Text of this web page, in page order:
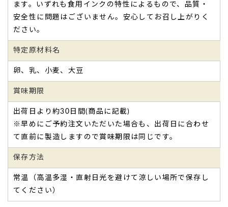
知り合いの退職祝いに購入しました。
自分は見ていないのですが、大変喜ばれ、お礼の連絡がきま
した。
本人の名前が入るのが特別感があり良かったです。（購入者
様）
部活の三送会で…母は泣いてくれました。想いを伝
部活の三送会
ます。いずれも食用インクの特性によるもので、品質・
安全性に問題はございません。安心してお召し上がりく
ださい。
特定原材料名
卵、乳、小麦、大豆
賞味期限
出荷日より約30日間(商品に記載)
※早めにご予約注文いただいた場合も、出荷日に合わせ
て直前に製造しますので賞味期限は同じです。
保存方法
常温（高温多湿・直射日光を避けて涼しい場所で保存し
てください）